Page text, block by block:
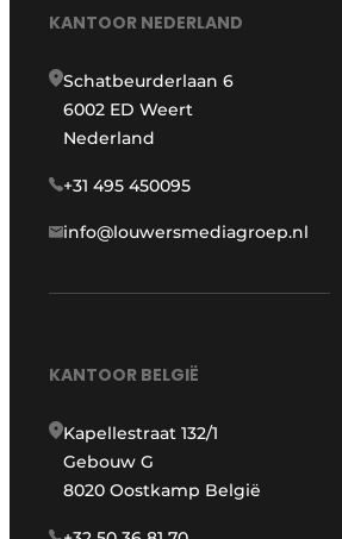
KANTOOR NEDERLAND
Schatbeurderlaan 6
6002 ED Weert
Nederland
+31 495 450095
info@louwersmediagroep.nl
KANTOOR BELGIË
Kapellestraat 132/1
Gebouw G
8020 Oostkamp België